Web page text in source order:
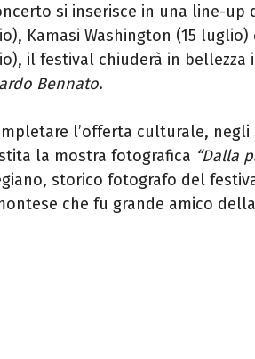
si inserisce in una line-up
Kamasi Washington (15
il festival chiuderà in bellezza
Bennato.
l’offerta culturale, negli
la mostra fotografica “Dalla
storico fotografo del
che fu grande amico